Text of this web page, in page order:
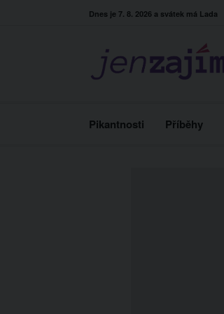
Dnes je 7. 8. 2026 a svátek má Lada
Pikantnosti Příběhy